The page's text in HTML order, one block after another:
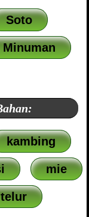
Soto
kambing
mie
telur